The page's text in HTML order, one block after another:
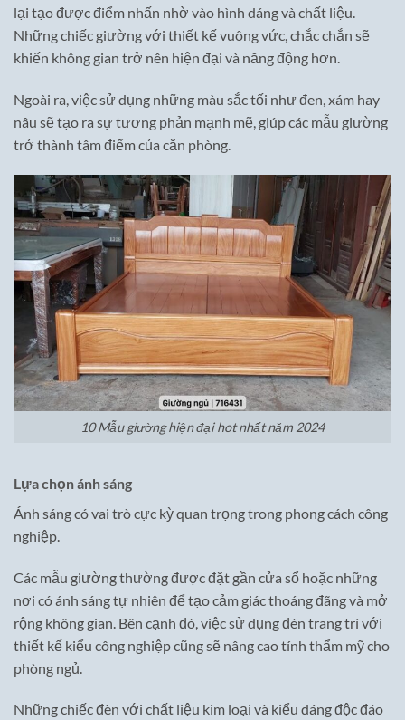
lại tạo được điểm nhấn nhờ vào hình dáng và chất liệu.
Những chiếc giường với thiết kế vuông vức, chắc chắn sẽ
khiến không gian trở nên hiện đại và năng động hơn.
Ngoài ra, việc sử dụng những màu sắc tối như đen, xám hay
nâu sẽ tạo ra sự tương phản mạnh mẽ, giúp các mẫu giường
trở thành tâm điểm của căn phòng.
10 Mẫu giường hiện đại hot nhất năm 2024
Lựa chọn ánh sáng
Ánh sáng có vai trò cực kỳ quan trọng trong phong cách công
nghiệp.
Các mẫu giường thường được đặt gần cửa sổ hoặc những
nơi có ánh sáng tự nhiên để tạo cảm giác thoáng đãng và mở
rộng không gian. Bên cạnh đó, việc sử dụng đèn trang trí với
thiết kế kiểu công nghiệp cũng sẽ nâng cao tính thẩm mỹ cho
phòng ngủ.
Những chiếc đèn với chất liệu kim loại và kiểu dáng độc đáo